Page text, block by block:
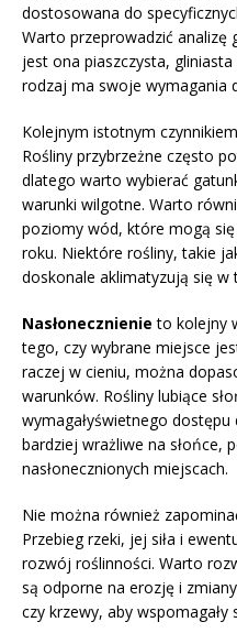
dostosowana do
Warto przeprowadzić analizę
jest ona piaszczysta,
rodzaj ma swoje wymagania
Kolejnym istotnym
Rośliny przybrzeżne często
dlatego warto wybierać
warunki wilgotne. Warto
poziomy wód, które mogą
roku. Niektóre rośliny, takie
doskonale aklimatyzują się w
Nasłonecznienie to kolejny
tego, czy wybrane miejsce
raczej w cieniu, można
warunków. Rośliny lubiące
wymagałyświetnego
bardziej wrażliwe na słońce,
nasłonecznionych miejscach.
Nie można również
Przebieg rzeki, jej siła i
rozwój roślinności. Warto
są odporne na erozję i
czy krzewy, aby wspomagały